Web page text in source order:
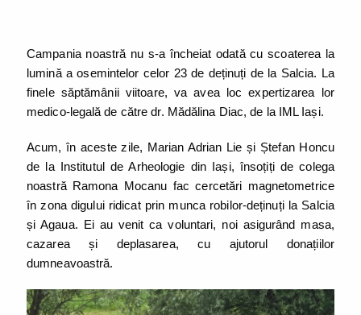
Campania noastră nu s-a încheiat odată cu scoaterea la
lumină a osemintelor celor 23 de deținuți de la Salcia. La
finele săptămânii viitoare, va avea loc expertizarea lor
medico-legală de către dr. Mădălina Diac, de la IML Iași.
Acum, în aceste zile, Marian Adrian Lie și Ștefan Honcu
de la Institutul de Arheologie din Iași, însoțiți de colega
noastră Ramona Mocanu fac cercetări magnetometrice
în zona digului ridicat prin munca robilor-deținuți la Salcia
și Agaua. Ei au venit ca voluntari, noi asigurând masa,
cazarea și deplasarea, cu ajutorul donațiilor
dumneavoastră.